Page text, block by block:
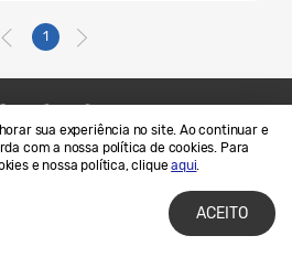
sua experiência no site. Ao continuar e
com a nossa política de cookies. Para
e nossa política, cliqueaqui.
ACEITO
1
SAMSUNG.COM
Privacidade e Cookies